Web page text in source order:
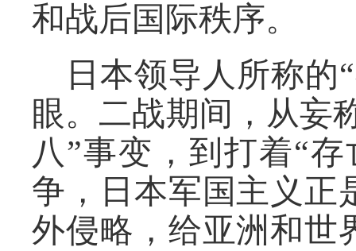
和战后国际秩序。
日本领导人所称的
眼。二战期间，从妄
八”事变，到打着“
争，日本军国主义正
外侵略，给亚洲和世